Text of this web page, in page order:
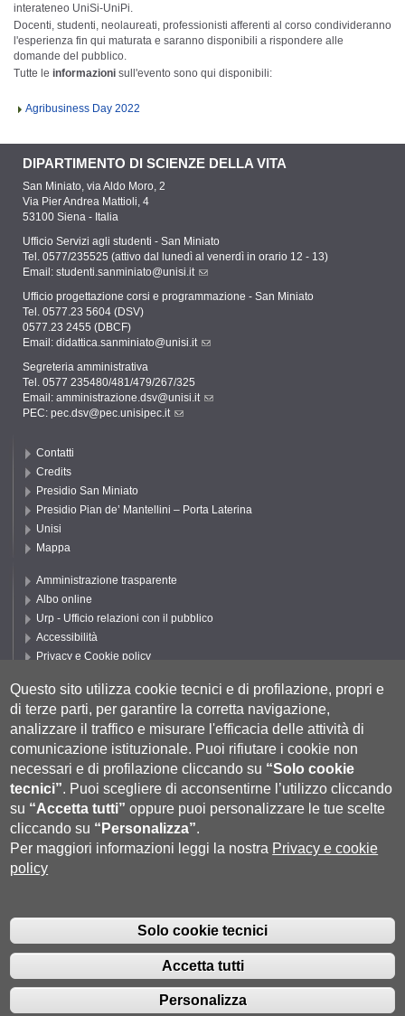
interateneo UniSi-UniPi.
Docenti, studenti, neolaureati, professionisti afferenti al corso condivideranno
l'esperienza fin qui maturata e saranno disponibili a rispondere alle
domande del pubblico.
Tutte le informazioni sull'evento sono qui disponibili:
Agribusiness Day 2022
DIPARTIMENTO DI SCIENZE DELLA VITA
San Miniato, via Aldo Moro, 2
Via Pier Andrea Mattioli, 4
53100 Siena - Italia
Ufficio Servizi agli studenti - San Miniato
Tel. 0577/235525 (attivo dal lunedì al venerdì in orario 12 - 13)
Email: studenti.sanminiato@unisi.it
Ufficio progettazione corsi e programmazione - San Miniato
Tel. 0577.23 5604 (DSV)
0577.23 2455 (DBCF)
Email: didattica.sanminiato@unisi.it
Segreteria amministrativa
Tel. 0577 235480/481/479/267/325
Email: amministrazione.dsv@unisi.it
PEC: pec.dsv@pec.unisipec.it
Contatti
Credits
Presidio San Miniato
Presidio Pian de’ Mantellini – Porta Laterina
Unisi
Mappa
Amministrazione trasparente
Albo online
Urp - Ufficio relazioni con il pubblico
Accessibilità
Privacy e Cookie policy
Segui UNISI
P.IVA 00273530527 | C.F. 80002070524 |Coordinate bancarie|Caselle
Pec: Posta Elettronica Certificata|Fatturazione Elettronica
- URP - Ufficio Relazioni con il Pubblico Tel.
0577 235555 (dal lunedì al venerdì dalle 9.30 alle 10.30)
Questo sito utilizza cookie tecnici e di profilazione, propri e
di terze parti, per garantire la corretta navigazione,
analizzare il traffico e misurare l'efficacia delle attività di
comunicazione istituzionale. Puoi rifiutare i cookie non
necessari e di profilazione cliccando su “Solo cookie
tecnici”. Puoi scegliere di acconsentirne l’utilizzo cliccando
su “Accetta tutti” oppure puoi personalizzare le tue scelte
cliccando su “Personalizza”.
Per maggiori informazioni leggi la nostra Privacy e cookie
policy
Solo cookie tecnici
Accetta tutti
Personalizza